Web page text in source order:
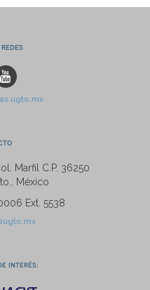
Marfil C.P. 36250
México
Ext. 5538
interés: